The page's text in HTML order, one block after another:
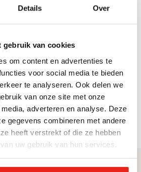
Details Over
gebruik van cookies
om content en advertenties te
voor social media te bieden
te analyseren. Ook delen we
van onze site met onze
adverteren en analyse. Deze
gegevens combineren met andere
heeft verstrekt of die ze hebben
uw gebruik van hun services.